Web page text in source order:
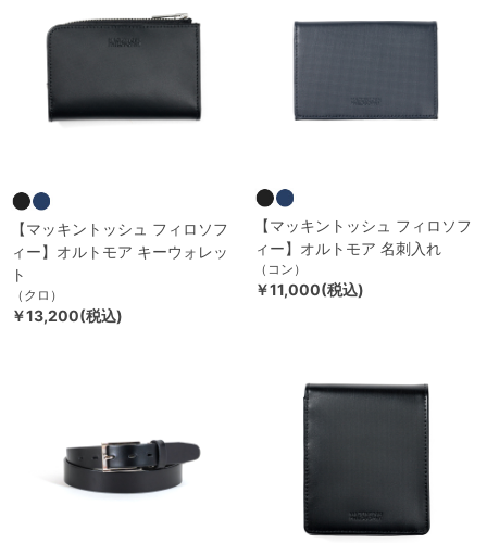
【マッキントッシュ フィロソフ
ィー】オルトモア キーウォレッ
ト
（クロ）
￥13,200(税込)
【マッキントッシュ フィロソフ
ィー】オルトモア 名刺入れ
（コン）
￥11,000(税込)